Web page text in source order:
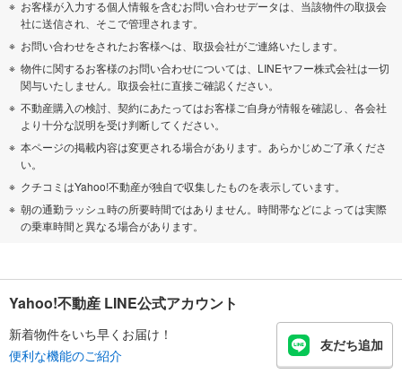
お客様が入力する個人情報を含むお問い合わせデータは、当該物件の取扱会
社に送信され、そこで管理されます。
お問い合わせをされたお客様へは、取扱会社がご連絡いたします。
物件に関するお客様のお問い合わせについては、LINEヤフー株式会社は一切
関与いたしません。取扱会社に直接ご確認ください。
不動産購入の検討、契約にあたってはお客様ご自身が情報を確認し、各会社
より十分な説明を受け判断してください。
本ページの掲載内容は変更される場合があります。あらかじめご了承くださ
い。
クチコミはYahoo!不動産が独自で収集したものを表示しています。
朝の通勤ラッシュ時の所要時間ではありません。時間帯などによっては実際
の乗車時間と異なる場合があります。
Yahoo!不動産 LINE公式アカウント
新着物件をいち早くお届け！
便利な機能のご紹介
友だち追加